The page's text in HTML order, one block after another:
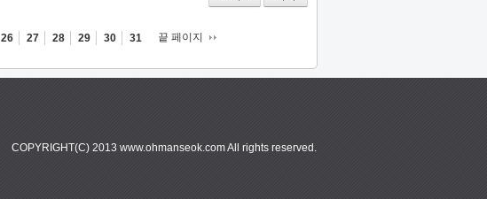
26 27 28 29 30 31 끝 페이지
COPYRIGHT(C) 2013 www.ohmanseok.com All rights reserved.